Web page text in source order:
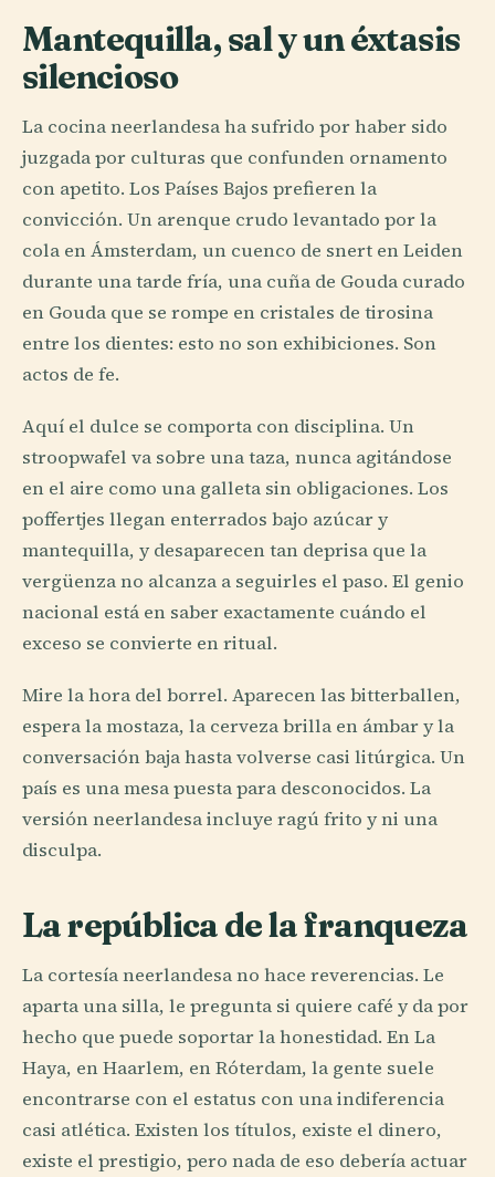
Mantequilla, sal y un éxtasis
silencioso
La cocina neerlandesa ha sufrido por haber sido
juzgada por culturas que confunden ornamento
con apetito. Los Países Bajos prefieren la
convicción. Un arenque crudo levantado por la
cola en Ámsterdam, un cuenco de snert en Leiden
durante una tarde fría, una cuña de Gouda curado
en Gouda que se rompe en cristales de tirosina
entre los dientes: esto no son exhibiciones. Son
actos de fe.
Aquí el dulce se comporta con disciplina. Un
stroopwafel va sobre una taza, nunca agitándose
en el aire como una galleta sin obligaciones. Los
poffertjes llegan enterrados bajo azúcar y
mantequilla, y desaparecen tan deprisa que la
vergüenza no alcanza a seguirles el paso. El genio
nacional está en saber exactamente cuándo el
exceso se convierte en ritual.
Mire la hora del borrel. Aparecen las bitterballen,
espera la mostaza, la cerveza brilla en ámbar y la
conversación baja hasta volverse casi litúrgica. Un
país es una mesa puesta para desconocidos. La
versión neerlandesa incluye ragú frito y ni una
disculpa.
La república de la franqueza
La cortesía neerlandesa no hace reverencias. Le
aparta una silla, le pregunta si quiere café y da por
hecho que puede soportar la honestidad. En La
Haya, en Haarlem, en Róterdam, la gente suele
encontrarse con el estatus con una indiferencia
casi atlética. Existen los títulos, existe el dinero,
existe el prestigio, pero nada de eso debería actuar